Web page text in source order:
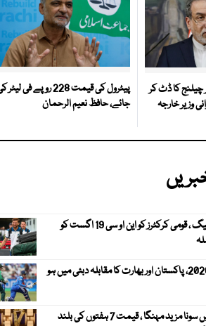
کا ڈٹ کر
وزیر خارجہ
پیٹرول کی قیمت 228 روپے فی
جائے، حافظ نعیم الرحمان
کیریبین پریمیئر لیگ ، قومی کرکٹرز کو این او سی 19 اگست کو
ویمنز ایشیا کپ 2026، پاکستان اور بھارت کا مقابلہ دبئی میں ہو
عالمی مارکیٹ میں سونا مزید مہنگا ، قیمت 7 ہفتوں کی بلند